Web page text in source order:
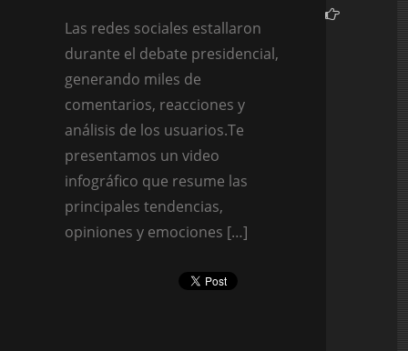
Las redes sociales estallaron
durante el debate presidencial,
generando miles de
comentarios, reacciones y
análisis de los usuarios.Te
presentamos un video
infográfico que resume las
principales tendencias,
opiniones y emociones […]